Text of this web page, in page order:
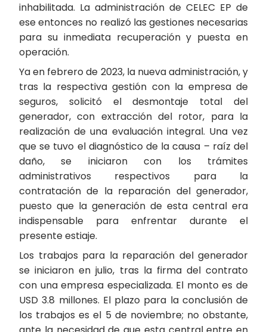
inhabilitada. La administración de CELEC EP de
ese entonces no realizó las gestiones necesarias
para su inmediata recuperación y puesta en
operación.
Ya en febrero de 2023, la nueva administración, y
tras la respectiva gestión con la empresa de
seguros, solicitó el desmontaje total del
generador, con extracción del rotor, para la
realización de una evaluación integral. Una vez
que se tuvo el diagnóstico de la causa – raíz del
daño, se iniciaron con los trámites
administrativos respectivos para la
contratación de la reparación del generador,
puesto que la generación de esta central era
indispensable para enfrentar durante el
presente estiaje.
Los trabajos para la reparación del generador
se iniciaron en julio, tras la firma del contrato
con una empresa especializada. El monto es de
USD 3.8 millones. El plazo para la conclusión de
los trabajos es el 5 de noviembre; no obstante,